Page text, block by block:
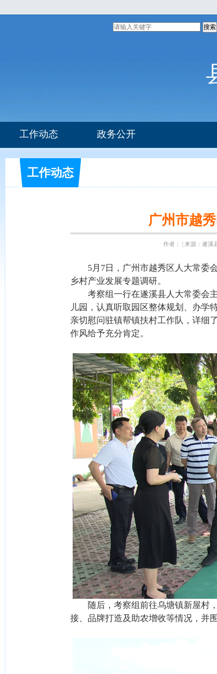
搜索
工作动态 政务公开
组织机构 部门文件
工作动态
广州市越
作者： | 来源：遂溪
5月7日，广州市越秀区人大常委会
乡村产业发展专题调研。
考察组一行在遂溪县人大常委会主
儿园，认真听取园区整体规划、办学
亲切慰问驻镇帮镇扶村工作队，详细
作风给予充分肯定。
随后，考察组前往乌塘镇新屋村，
接、品牌打造及助农增收等情况，并